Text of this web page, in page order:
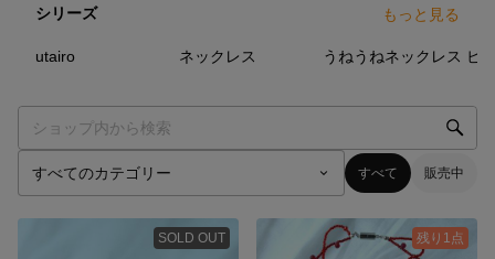
シリーズ もっと見る
utairo ネックレス うねうねネックレス
すべて 販売中
SOLD OUT 残り1点